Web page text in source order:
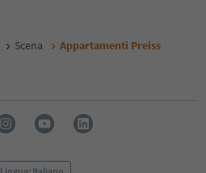
Scena Appartamenti Preiss